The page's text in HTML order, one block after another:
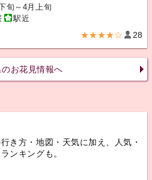
旬～4月上旬
駅近
★★★★☆ 28
お花見情報へ
き方・地図・天気に加え、人気・
ンキングも。